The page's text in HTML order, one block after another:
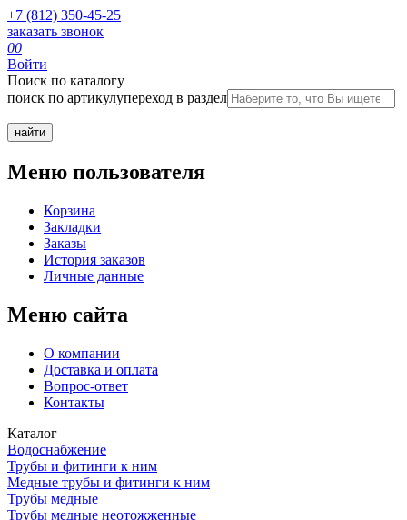
+7 (812) 350-45-25
заказать звонок
00
Войти
Поиск по каталогу
поиск по артикулупереход в раздел
Меню пользователя
Корзина
Закладки
Заказы
История заказов
Личные данные
Меню сайта
О компании
Доставка и оплата
Вопрос-ответ
Контакты
Каталог
Водоснабжение
Трубы и фитинги к ним
Медные трубы и фитинги к ним
Трубы медные
Трубы медные неотожженные